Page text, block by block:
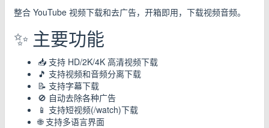
整合 YouTube 视频下载和去广告，开箱即用，下载视频音频。
✨ 主要功能
📥 支持 HD/2K/4K 高清视频下载
🎵 支持视频和音频分离下载
📝 支持字幕下载
🚫 自动去除各种广告
📱 支持短视频(/watch)下载
🌐 支持多语言界面